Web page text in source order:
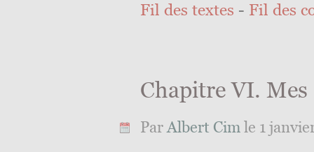
Fil des textes - Fil des
Chapitre VI. Mes
ParAlbert Cimle 1